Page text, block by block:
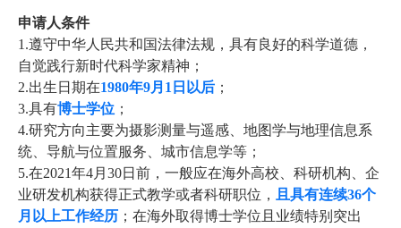
申请人条件
1.遵守中华人民共和国法律法规，具有良好的科学道德，
自觉践行新时代科学家精神；
2.出生日期在1980年9月 1 日以后 ；
3.具有博士学位 ；
4.研究方向主要为摄影测量与遥感、 地图学与地理信息系
统
导航与位置服务 城市信息学等；
5.在2021年4月 30日前，一般应在海外高校、科研机构、企
业研发机构获得正式教学或者科研职位，
且具有连续36个
月以上工作经历 ；在海外取得博士学位且业绩特别突出